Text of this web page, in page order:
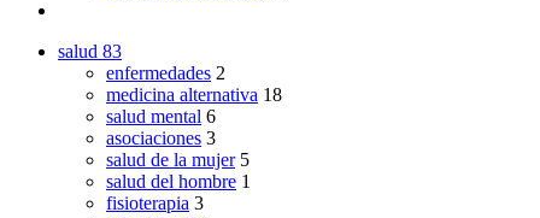
salud 83
enfermedades 2
medicina alternativa 18
salud mental 6
asociaciones 3
salud de la mujer 5
salud del hombre 1
fisioterapia 3